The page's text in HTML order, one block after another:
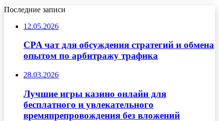
Последние записи
12.05.2026
CPA чат для обсуждения стратегий и обмена
опытом по арбитражу трафика
28.03.2026
Лучшие игры казино онлайн для
бесплатного и увлекательного
времяпрепровождения без вложений